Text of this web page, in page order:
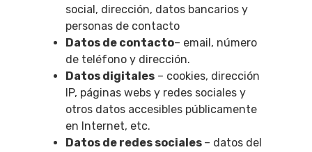
social, dirección, datos bancarios y
personas de contacto
Datos de contacto– email, número
de teléfono y dirección.
Datos digitales – cookies, dirección
IP, páginas webs y redes sociales y
otros datos accesibles públicamente
en Internet, etc.
Datos de redes sociales – datos del